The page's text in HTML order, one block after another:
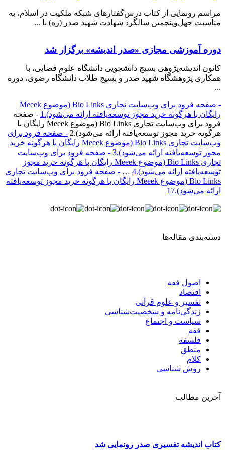
مراسم رونمایی از کتاب درس‌گفتارهای شبکه ملکیت در اسلام، به
مناسبت چهل‌وپنجمین سالگرد شهادت شهید صدر (ره) با ...
دوره آموزشی مجازی «صدر اندیشه» برگزار شد
کانون اندیشه‌پژوهی بسیج دانشجویی دانشگاه علوم قضایی، با
همکاری پژوهشگاه شهید صدر و بسیج طلاب دانشگاه رضوی، دوره
...
- صفحه فرود برای وب‌سایت تجاری Bio Links (موضوع Meeek
رایگان با هرگونه خرید مجوز توسعه‌یافته ارائه می‌شود). 1 - صفحه
فرود برای وب‌سایت تجاری Bio Links (موضوع Meeek رایگان با
هرگونه خرید مجوز توسعه‌یافته ارائه می‌شود).2 - صفحه فرود برای
وب‌سایت تجاری Bio Links (موضوع Meeek رایگان با هرگونه خرید
مجوز توسعه‌یافته ارائه می‌شود).3 - صفحه فرود برای وب‌سایت
تجاری Bio Links (موضوع Meeek رایگان با هرگونه خرید مجوز
توسعه‌یافته ارائه می‌شود).4
… - صفحه فرود برای وب‌سایت تجاری
Bio Links (موضوع Meeek رایگان با هرگونه خرید مجوز توسعه‌یافته
ارائه می‌شود).17
دسته‌بندی مقاله‌ها
اصول فقه
اقتصاد
تفسیر و علوم قرآنی
زندگی‌نامه و شخصیت‌شناسی
سیاست و اجتماع
فقه
فلسفه
منطق
کلام
روش شناسی
آخرین مطالب
کتاب اندیشه تفسیری صدر رونمایی شد